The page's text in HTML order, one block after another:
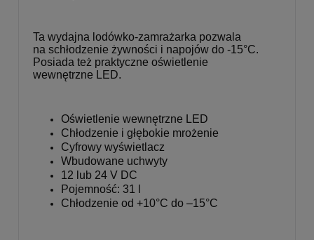
Ta wydajna lodówko-zamrażarka pozwala
na schłodzenie żywności i napojów do -15°C.
Posiada też praktyczne oświetlenie
wewnętrzne LED.
Oświetlenie wewnętrzne LED
Chłodzenie i głębokie mrożenie
Cyfrowy wyświetlacz
Wbudowane uchwyty
12 lub 24 V DC
Pojemność: 31 l
Chłodzenie od +10°C do –15°C